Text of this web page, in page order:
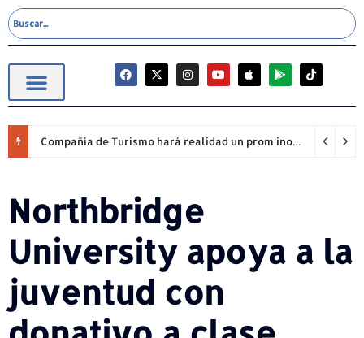
Compañía de Turismo hará realidad un prom inolvidable junto a Jowell para estudiantes de la Escuela Gabriela Mistral
Northbridge
University apoya a la
juventud con